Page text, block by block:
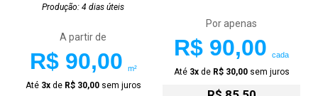
Produção: 4 dias úteis
A partir de
R$ 90,00 m²
Até 3xde R$ 30,00sem juros
Por apenas
R$ 90,00 cada
Até 3xde R$ 30,00sem juros